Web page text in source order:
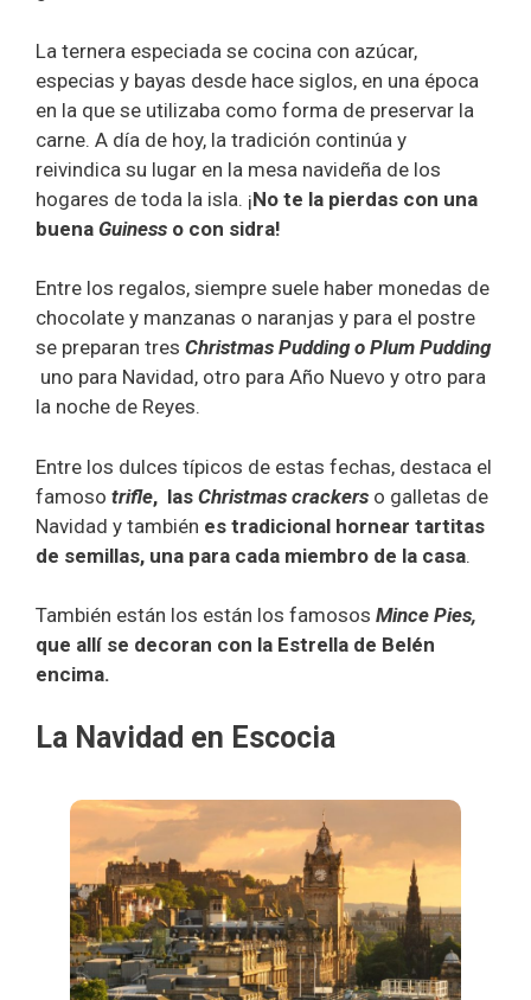
La ternera especiada se cocina con azúcar,
especias y bayas desde hace siglos, en una época
en la que se utilizaba como forma de preservar la
carne. A día de hoy, la tradición continúa y
reivindica su lugar en la mesa navideña de los
hogares de toda la isla. ¡No te la pierdas con una
buena Guiness o con sidra!
Entre los regalos, siempre suele haber monedas de
chocolate y manzanas o naranjas y para el postre
se preparan tres Christmas Pudding o Plum Pudding
uno para Navidad, otro para Año Nuevo y otro para
la noche de Reyes.
Entre los dulces típicos de estas fechas, destaca el
famoso trifle, las Christmas crackers o galletas de
Navidad y también es tradicional hornear tartitas
de semillas, una para cada miembro de la casa.
También están los están los famosos Mince Pies,
que allí se decoran con la Estrella de Belén
encima.
La Navidad en Escocia